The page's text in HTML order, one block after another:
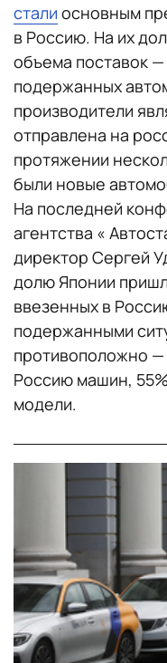
стали основным
в Россию. На их
объема поставок
подержанных
производители
отправлена на
протяжении
были новые
На последней
агентства «
директор Сергей
долю Японии
ввезенных в
подержанными
противоположно —
Россию машин,
модели.